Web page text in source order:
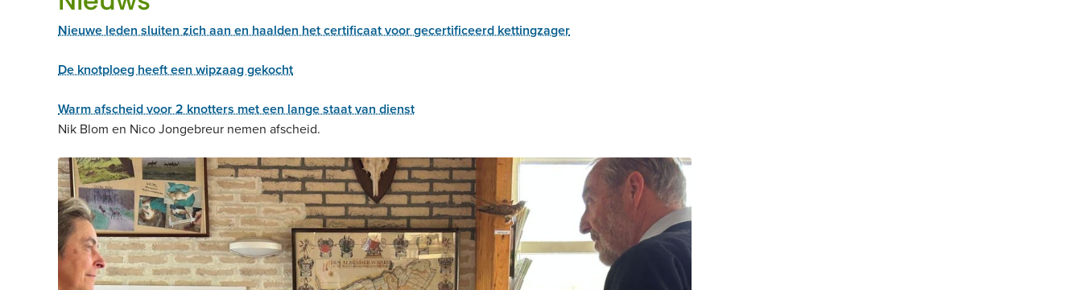
Nieuwe leden sluiten zich aan en haalden het certificaat voor gecertificeerd kettingzager
De knotploeg heeft een wipzaag gekocht
Warm afscheid voor 2 knotters met een lange staat van dienst
Nik Blom en Nico Jongebreur nemen afscheid.